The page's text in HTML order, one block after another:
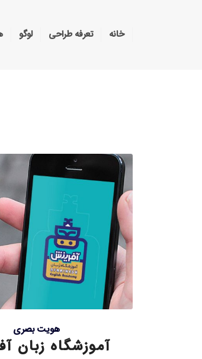
خانه تعرفه طراحی لوگو
هویت بصری
آموزشگاه زبان